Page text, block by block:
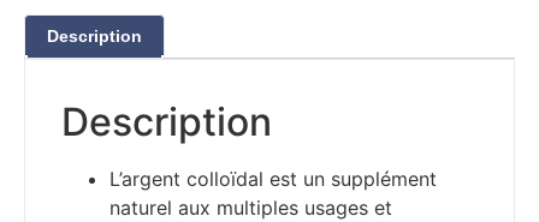
Description
Description
L’argent colloïdal est un supplément
naturel aux multiples usages et